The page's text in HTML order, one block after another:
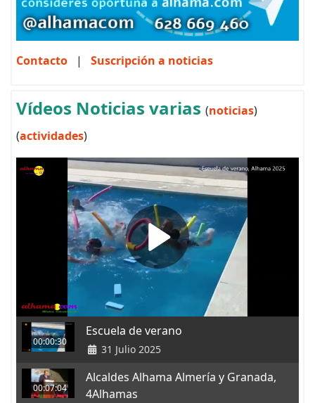
Contacto | Suscripción a noticias
Vídeos Noticias varias (noticias)
(actividades)
00:00:30
Escuela de verano
31 Julio 2025
00:07:04
Alcaldes Alhama Almería y Granada,
4Alhamas